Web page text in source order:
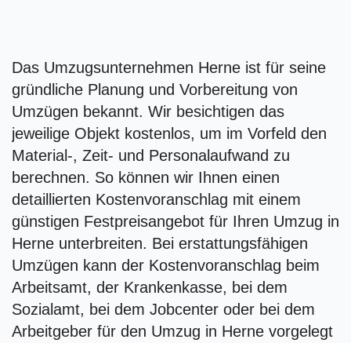
Das Umzugsunternehmen Herne ist für seine
gründliche Planung und Vorbereitung von
Umzügen bekannt. Wir besichtigen das
jeweilige Objekt kostenlos, um im Vorfeld den
Material-, Zeit- und Personalaufwand zu
berechnen. So können wir Ihnen einen
detaillierten Kostenvoranschlag mit einem
günstigen Festpreisangebot für Ihren Umzug in
Herne unterbreiten. Bei erstattungsfähigen
Umzügen kann der Kostenvoranschlag beim
Arbeitsamt, der Krankenkasse, bei dem
Sozialamt, bei dem Jobcenter oder bei dem
Arbeitgeber für den Umzug in Herne vorgelegt